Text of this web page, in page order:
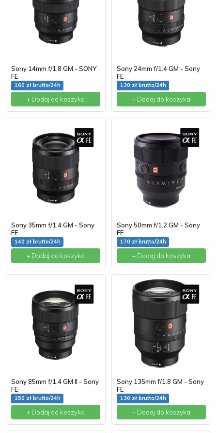
Sony 14mm f/1.8 GM - SONY
FE
160 zł brutto/24h
+ Dodaj do koszyka
Sony 24mm f/1.4 GM - Sony
FE
130 zł brutto/24h
+ Dodaj do koszyka
Sony 35mm f/1.4 GM - Sony
FE
140 zł brutto/24h
+ Dodaj do koszyka
Sony 50mm f/1.2 GM - Sony
FE
170 zł brutto/24h
+ Dodaj do koszyka
Sony 85mm f/1.4 GM II - Sony
FE
150 zł brutto/24h
+ Dodaj do koszyka
Sony 135mm f/1.8 GM - Sony
FE
130 zł brutto/24h
+ Dodaj do koszyka